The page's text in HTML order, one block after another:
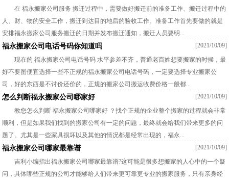
在 福永搬家公司服务 搬迁过程中，需要做好搬迁前的准备工作、搬迁过程中的
人、财、物的安全工作，搬迁到达目的地后的验收工作。准备工作首先要做的就是
安排福永搬家公司服务搬迁的日期并发布搬迁通知，搬迁人员要明...
福永搬家公司电话号码你知道吗
[2021/10/09]
现在的 福永搬家公司电话号码 水平参差不齐，普通老百姓想要搬家的时候，最
好不要图便宜选择一些不正规的福永搬家公司电话号码，一定要选择专业搬家公
司，好的东西是不讨价还价的，正规的搬家公司搬运收费价格一般都...
怎么判断福永搬家公司哪家好
[2021/10/09]
教您怎么判断 福永搬家公司哪家好 ？找个正规的企业整个搬家的过程就会非常
顺利，但是如果我们找到的搬家公司有一定的问题，最终就会给我们带来更多的问
题了。尤其是一些家具损坏以及其他的情况都是经常出现的，福永...
福永搬家公司哪家最靠谱
[2021/10/09]
吉利小编指出福永搬家公司哪家最靠谱?这可能是很多想搬家的人心中的一个疑
问，具体哪些正规的公司才能够给人们带来更可靠更专业的搬家服务，只有亲身经